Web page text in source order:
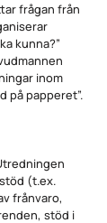
frågan från
kunna?”
inom
på papperet”.
(t.ex.
frånvaro,
stöd i